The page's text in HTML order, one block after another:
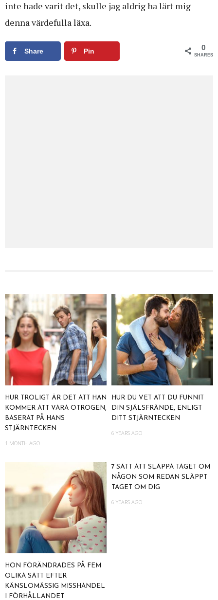
inte hade varit det, skulle jag aldrig ha lärt mig
denna värdefulla läxa.
Share Pin 0
SHARES
HUR TROLIGT ÄR DET ATT HAN
KOMMER ATT VARA OTROGEN,
BASERAT PÅ HANS
STJÄRNTECKEN
1 MONTH AGO
HUR DU VET ATT DU FUNNIT
DIN SJÄLSFRÄNDE, ENLIGT
DITT STJÄRNTECKEN
6 YEARS AGO
HON FÖRÄNDRADES PÅ FEM
OLIKA SÄTT EFTER
KÄNSLOMÄSSIG MISSHANDEL
I FÖRHÅLLANDET
7 SÄTT ATT SLÄPPA TAGET OM
NÅGON SOM REDAN SLÄPPT
TAGET OM DIG
6 YEARS AGO